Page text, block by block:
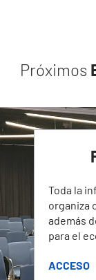
Próximos
Toda la
organiza
además
para el
ACCESO